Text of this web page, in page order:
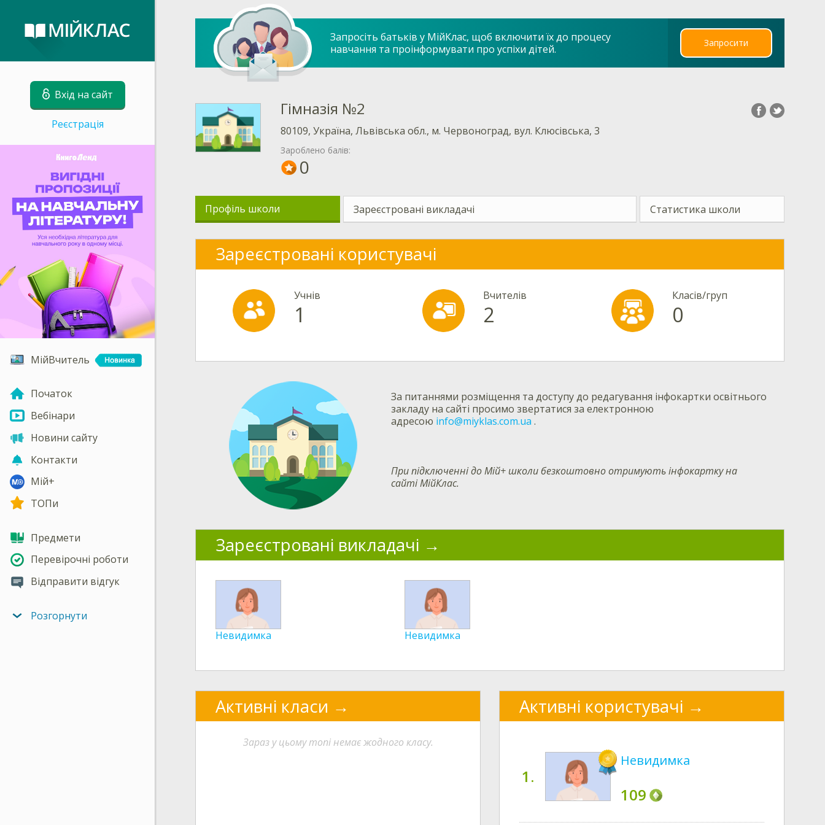
Вхід на сайт
Реєстрація
МійВчитель
Початок
Вебінари
Новини сайту
Контакти
Мій+
ТОПи
Предмети
Перевірочні роботи
Відправити відгук
Розгорнути
Запросіть батьків у МійКлас, щоб включити їх до процесу
навчання та проінформувати про успіхи дітей.
Запросити
Гімназія №2
80109, Україна, Львівська обл., м. Червоноград, вул. Клюсівська, 3
Зароблено балів:
0
Профіль школи Зареєстровані викладачі Статистика школи
Зареєстровані користувачі
Учнів
1
Вчителів
2
Класів/груп
0
За питаннями розміщення та доступу до редагування інфокартки освітнього
закладу на сайті просимо звертатися за електронною
адресою info@miyklas.com.ua .
При підключенні до Мій+ школи безкоштовно отримують інфокартку на
сайті МійКлас.
Зареєстровані викладачі
Невидимка Невидимка
Активні класи
Зараз у цьому топі немає жодного класу.
Активні користувачі
1.
Невидимка
109